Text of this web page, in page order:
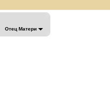
Отец Матери